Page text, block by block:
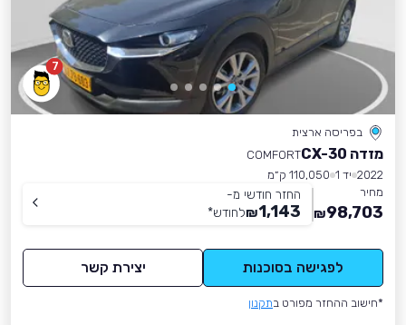
7
בפריסה ארצית
מזדה CX-30
COMFORT
2022 יד 1
110,050 ק״מ
מחיר
98,703
₪
החזר חודשי מ-
1,143
₪לחודש*
לפגישה בסוכנות יצירת קשר
*חישוב ההחזר מפורט בתקנון